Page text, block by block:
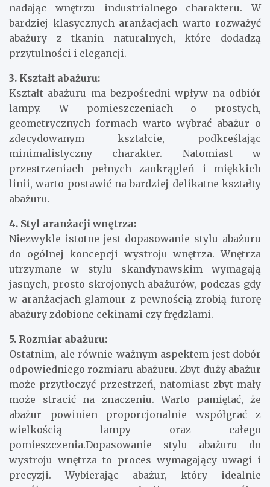
nadając wnętrzu industrialnego charakteru. W
bardziej klasycznych aranżacjach warto rozważyć
abażury z tkanin naturalnych, które dodadzą
przytulności i elegancji.
3. Kształt abażuru:
Kształt abażuru ma bezpośredni wpływ na odbiór
lampy. W pomieszczeniach o prostych,
geometrycznych formach warto wybrać abażur o
zdecydowanym kształcie, podkreślając
minimalistyczny charakter. Natomiast w
przestrzeniach pełnych zaokrągleń i miękkich
linii, warto postawić na bardziej delikatne kształty
abażuru.
4. Styl aranżacji wnętrza:
Niezwykle istotne jest dopasowanie stylu abażuru
do ogólnej koncepcji wystroju wnętrza. Wnętrza
utrzymane w stylu skandynawskim wymagają
jasnych, prosto skrojonych abażurów, podczas gdy
w aranżacjach glamour z pewnością zrobią furorę
abażury zdobione cekinami czy frędzlami.
5. Rozmiar abażuru:
Ostatnim, ale równie ważnym aspektem jest dobór
odpowiedniego rozmiaru abażuru. Zbyt duży abażur
może przytłoczyć przestrzeń, natomiast zbyt mały
może stracić na znaczeniu. Warto pamiętać, że
abażur powinien proporcjonalnie współgrać z
wielkością lampy oraz całego
pomieszczenia.Dopasowanie stylu abażuru do
wystroju wnętrza to proces wymagający uwagi i
precyzji. Wybierając abażur, który idealnie